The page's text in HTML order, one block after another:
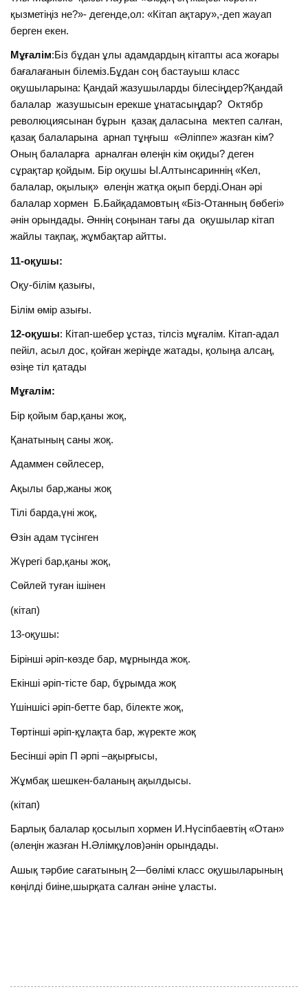
қызметіңіз не?»- дегенде,ол: «Кітап ақтару»,-деп жауап
берген екен.
Мұғалім:Біз бұдан ұлы адамдардың кітапты аса жоғары
бағалағанын білеміз.Бұдан соң бастауыш класс
оқушыларына: Қандай жазушыларды білесіңдер?Қандай
балалар жазушысын ерекше ұнатасыңдар? Октябр
революциясынан бұрын қазақ даласына мектеп салған,
қазақ балаларына арнап тұңғыш «Әліппе» жазған кім?
Оның балаларға арналған өлеңін кім оқиды? деген
сұрақтар қойдым. Бір оқушы Ы.Алтынсариннің «Кел,
балалар, оқылық» өлеңін жатқа оқып берді.Онан әрі
балалар хормен Б.Байқадамовтың «Біз-Отанның бөбегі»
әнін орындады. Әннің соңынан тағы да оқушылар кітап
жайлы тақпақ, жұмбақтар айтты.
11-оқушы:
Оқу-білім қазығы,
Білім өмір азығы.
12-оқушы: Кітап-шебер ұстаз, тілсіз мұғалім. Кітап-адал
пейіл, асыл дос, қойған жеріңде жатады, қолыңа алсаң,
өзіңе тіл қатады
Мұғалім:
Бір қойым бар,қаны жоқ,
Қанатының саны жоқ.
Адаммен сөйлесер,
Ақылы бар,жаны жоқ
Тілі барда,үні жоқ,
Өзін адам түсінген
Жүрегі бар,қаны жоқ,
Сөйлей туған ішінен
(кітап)
13-оқушы:
Бірінші әріп-көзде бар, мұрнында жоқ.
Екінші әріп-тісте бар, бұрымда жоқ
Үшіншісі әріп-бетте бар, білекте жоқ,
Төртінші әріп-құлақта бар, жүректе жоқ
Бесінші әріп П әрпі –ақырғысы,
Жұмбақ шешкен-баланың ақылдысы.
(кітап)
Барлық балалар қосылып хормен И.Нүсіпбаевтің «Отан»
(өлеңін жазған Н.Әлімқұлов)әнін орындады.
Ашық тәрбие сағатының 2—бөлімі класс оқушыларының
көңілді биіне,шырқата салған әніне ұласты.